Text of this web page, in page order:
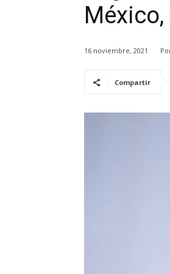
México,
16 noviembre, 2021
Compartir